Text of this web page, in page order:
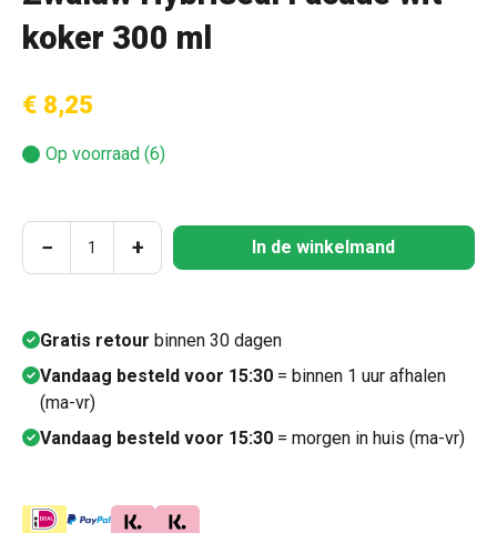
koker 300 ml
€ 8,25
Op voorraad (6)
Producthoeveelheid: Voer de gewenste
− + In de winkelmand
Gratis retour binnen 30 dagen
Vandaag besteld voor 15:30 = binnen 1 uur afhalen
(ma-vr)
Vandaag besteld voor 15:30 = morgen in huis (ma-vr)